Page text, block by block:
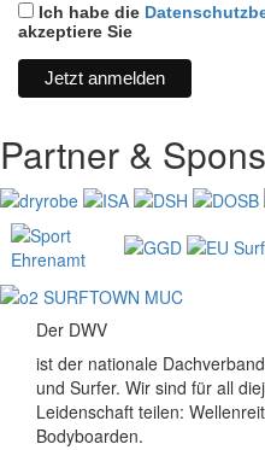
Ich habe die
akzeptiere Sie
Partner &
Der DWV
ist der nationale
und Surfer. Wir sind für all
Leidenschaft teilen:
Bodyboarden.